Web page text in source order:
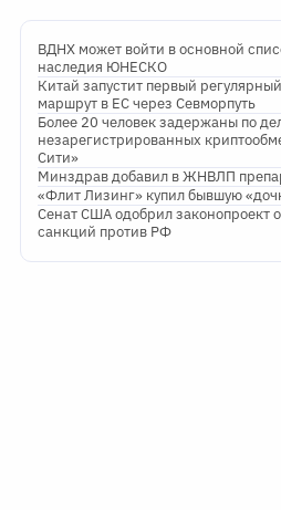
ВДНХ может войти в основной
наследия ЮНЕСКО
Китай запустит первый
маршрут в ЕС через Севморпуть
Более 20 человек задержаны по
незарегистрированных
Сити»
Минздрав добавил в ЖНВЛП
«Флит Лизинг» купил бывшую
Сенат США одобрил законопроект
санкций против РФ